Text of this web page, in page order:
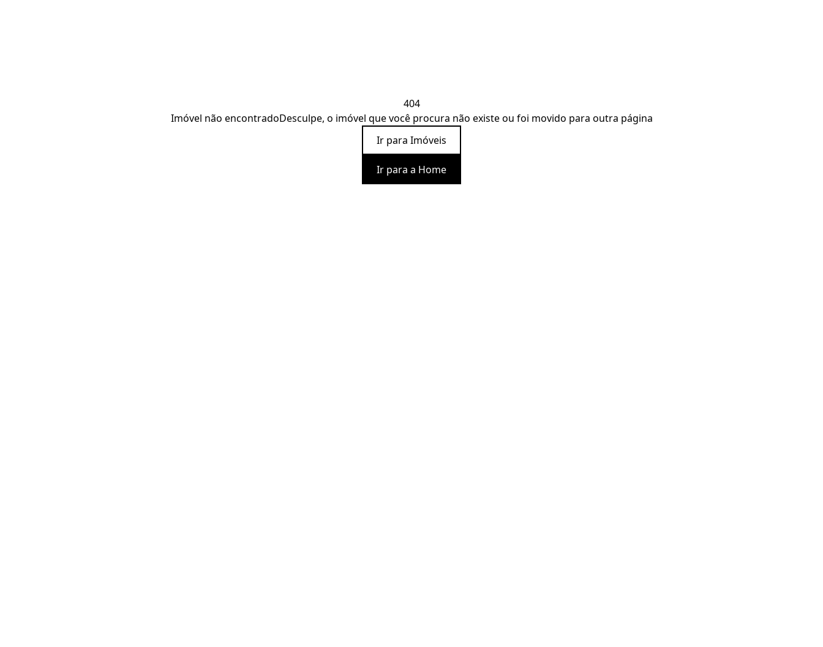
404
Imóvel não encontradoDesculpe, o imóvel que você procura não existe ou foi movido para outra página
Ir para Imóveis
Ir para a Home